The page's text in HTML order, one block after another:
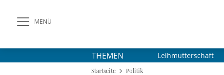
MENÜ
THEMEN Leihmutterschaft
Startseite Politik